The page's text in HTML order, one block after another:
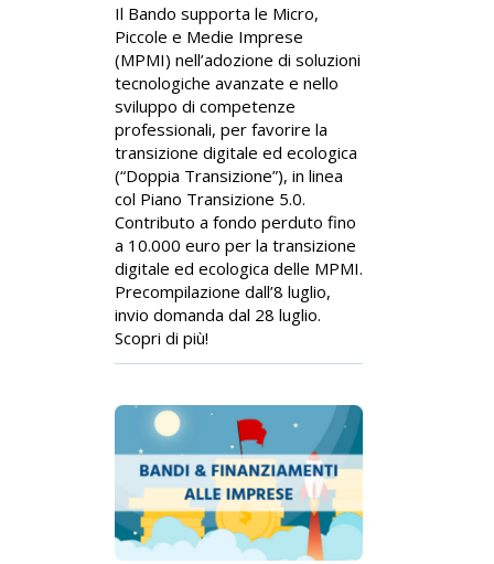
Il Bando supporta le Micro,
Piccole e Medie Imprese
(MPMI) nell’adozione di soluzioni
tecnologiche avanzate e nello
sviluppo di competenze
professionali, per favorire la
transizione digitale ed ecologica
(“Doppia Transizione”), in linea
col Piano Transizione 5.0.
Contributo a fondo perduto fino
a 10.000 euro per la transizione
digitale ed ecologica delle MPMI.
Precompilazione dall’8 luglio,
invio domanda dal 28 luglio.
Scopri di più!